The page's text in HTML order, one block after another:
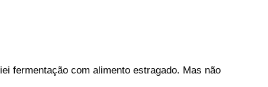
fermentação com alimento estragado. Mas não